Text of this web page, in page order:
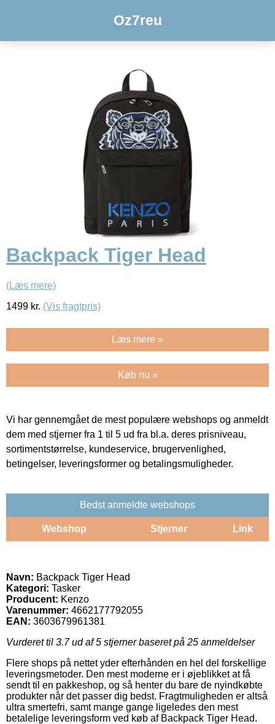
Oz7reu
Backpack Tiger Head
(Læs mere)
1499 kr. (Vis fragtpris)
Læs mere »
Køb nu »
Vi har gennemgået de mest populære webshops og anmeldt
dem med stjerner fra 1 til 5 ud fra bl.a. deres prisniveau,
sortimentstørrelse, kundeservice, brugervenlighed,
betingelser, leveringsformer og betalingsmuligheder.
Bedst anmeldte webshops
Webshop Stjerner Link
Navn: Backpack Tiger Head
Kategori: Tasker
Producent: Kenzo
Varenummer: 4662177792055
EAN: 3603679961381
Vurderet til 3.7ud af 5 stjerner baseret på 25 anmeldelser
Flere shops på nettet yder efterhånden en hel del forskellige
leveringsmetoder. Den mest moderne er i øjeblikket at få
sendt til en pakkeshop, og så henter du bare de nyindkøbte
produkter når det passer dig bedst. Fragtmuligheden er altså
ultra smertefri, samt mange gange ligeledes den mest
betalelige leveringsform ved køb af Backpack Tiger Head.